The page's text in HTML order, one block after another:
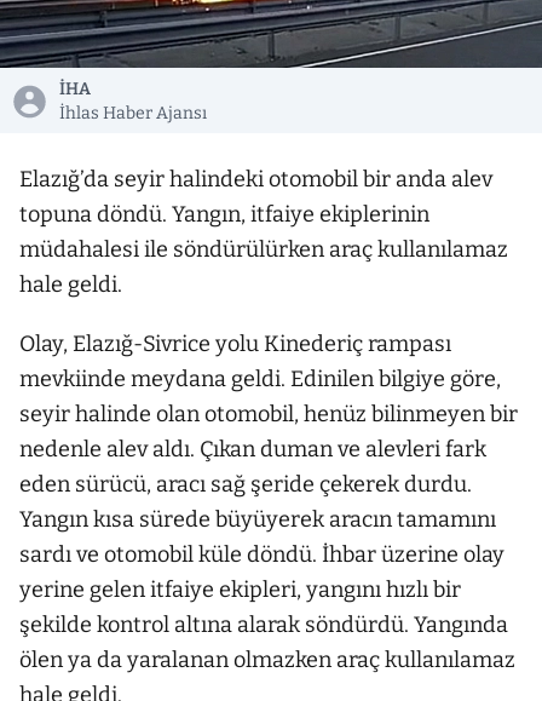
İHA
İhlas Haber Ajansı
Elazığ’da seyir halindeki otomobil bir anda alev
topuna döndü. Yangın, itfaiye ekiplerinin
müdahalesi ile söndürülürken araç kullanılamaz
hale geldi.
Olay, Elazığ-Sivrice yolu Kinederiç rampası
mevkiinde meydana geldi. Edinilen bilgiye göre,
seyir halinde olan otomobil, henüz bilinmeyen bir
nedenle alev aldı. Çıkan duman ve alevleri fark
eden sürücü, aracı sağ şeride çekerek durdu.
Yangın kısa sürede büyüyerek aracın tamamını
sardı ve otomobil küle döndü. İhbar üzerine olay
yerine gelen itfaiye ekipleri, yangını hızlı bir
şekilde kontrol altına alarak söndürdü. Yangında
ölen ya da yaralanan olmazken araç kullanılamaz
hale geldi.